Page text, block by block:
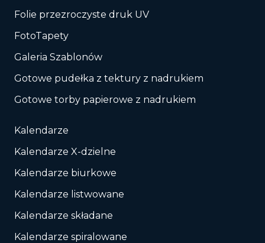
Folie przezroczyste druk UV
FotoTapety
Galeria Szablonów
Gotowe pudełka z tektury z nadrukiem
Gotowe torby papierowe z nadrukiem
Kalendarze
Kalendarze X-dzielne
Kalendarze biurkowe
Kalendarze listwowane
Kalendarze składane
Kalendarze spiralowane